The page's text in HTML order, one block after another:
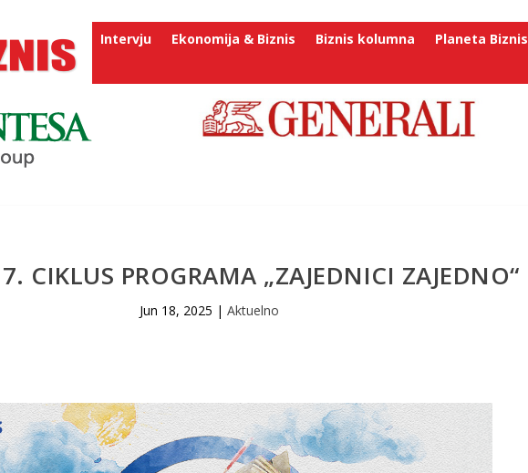
Intervju Ekonomija & Biznis Biznis kolumna Planeta Biznis
CIKLUS PROGRAMA „ZAJEDNICI ZAJEDNO“
Jun 18, 2025 |Aktuelno